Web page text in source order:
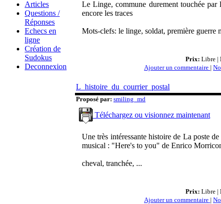
Articles
Questions /
Réponses
Echecs en
ligne
Création de
Sudokus
Deconnexion
Le Linge, commune durement touchée
encore les traces
Mots-clefs: le linge, soldat, première guerre
Prix: Libre |
Ajouter un commentaire |
L_histoire_du_courrier_postal
Proposé par: smiling_md
Téléchargez ou visionnez maintenant
Une très intéressante histoire de La poste
musical : "Here's to you" de Enrico
cheval, tranchée, ...
Prix: Libre |
Ajouter un commentaire |